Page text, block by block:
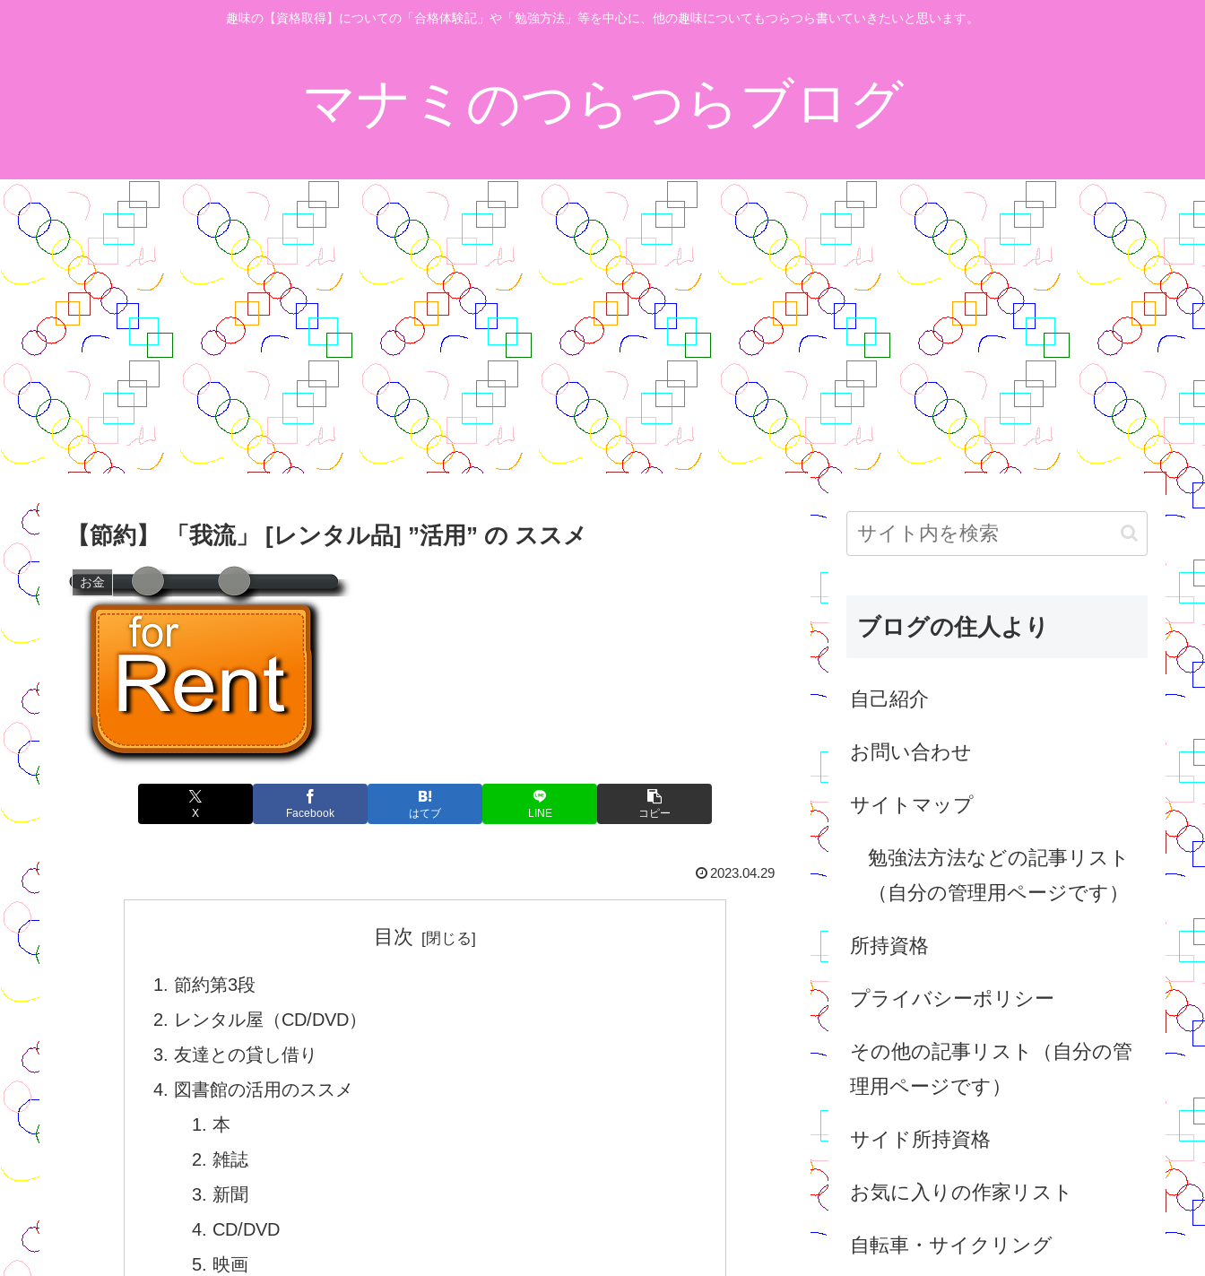
趣味の【資格取得】についての「合格体験記」や「勉強方法」等を中心に、他の趣味についてもつらつら書いていきたいと思います。
マナミのつらつらブログ
【節約】 「我流」 [レンタル品] ”活用” の ススメ
お金
X Facebook はてブ LINE コピー
2023.04.29
目次
節約第3段
レンタル屋（CD/DVD）
友達との貸し借り
図書館の活用のススメ
本
雑誌
新聞
CD/DVD
映画
ブログの住人より
自己紹介
お問い合わせ
サイトマップ
勉強法方法などの記事リスト
（自分の管理用ページです）
所持資格
プライバシーポリシー
その他の記事リスト（自分の管
理用ページです）
サイド所持資格
お気に入りの作家リスト
自転車・サイクリング